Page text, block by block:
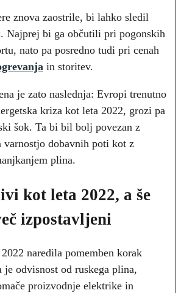
znova zaostrile, bi lahko sledil
Najprej bi ga občutili pri pogonskih
nato pa posredno tudi pri cenah
in storitev.
je zato naslednja: Evropi trenutno
kriza kot leta 2022, grozi pa
šok. Ta bi bil bolj povezan z
dobavnih poti kot z
plina.
kot leta 2022, a še
izpostavljeni
naredila pomemben korak
je odvisnost od ruskega plina,
proizvodnje elektrike in